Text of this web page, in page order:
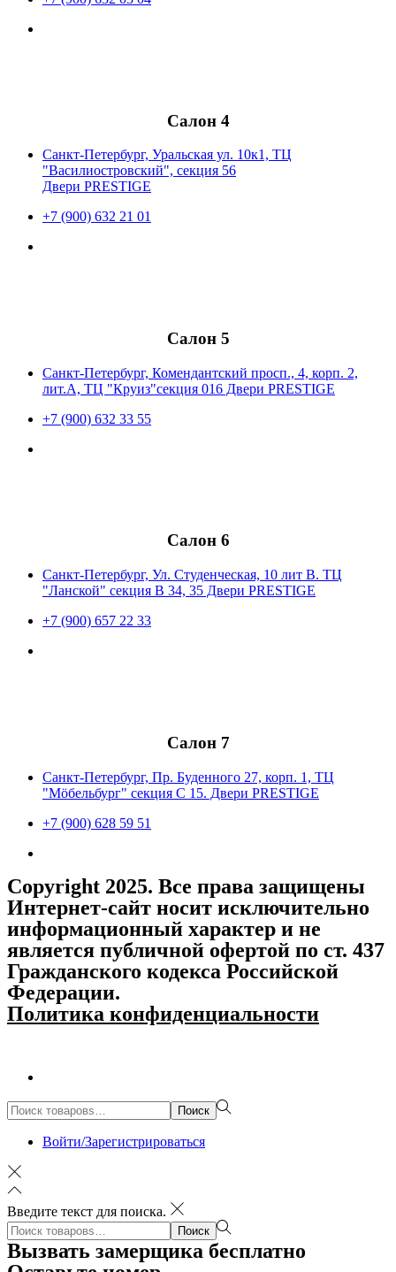
Салон 4
Санкт-Петербург, Уральская ул. 10к1, ТЦ
"Василиостровский", секция 56
Двери PRESTIGE
+7 (900) 632 21 01
Салон 5
Санкт-Петербург, Комендантский просп., 4, корп. 2,
лит.А, ТЦ "Круиз"секция 016 Двери PRESTIGE
+7 (900) 632 33 55
Салон 6
Санкт-Петербург, Ул. Студенческая, 10 лит В. ТЦ
"Ланской" секция В 34, 35 Двери PRESTIGE
+7 (900) 657 22 33
Салон 7
Санкт-Петербург, Пр. Буденного 27, корп. 1, ТЦ
"Мöбельбург" секция С 15. Двери PRESTIGE
+7 (900) 628 59 51
Copyright 2025. Все права защищены
Интернет-сайт носит исключительно
информационный характер и не
является публичной офертой по ст. 437
Гражданского кодекса Российской
Федерации.
Политика конфиденциальности
Поиск:> Поиск
Войти/Зарегистрироваться
Введите текст для поиска.
Поиск:>
Поиск
Вызвать замерщика бесплатно